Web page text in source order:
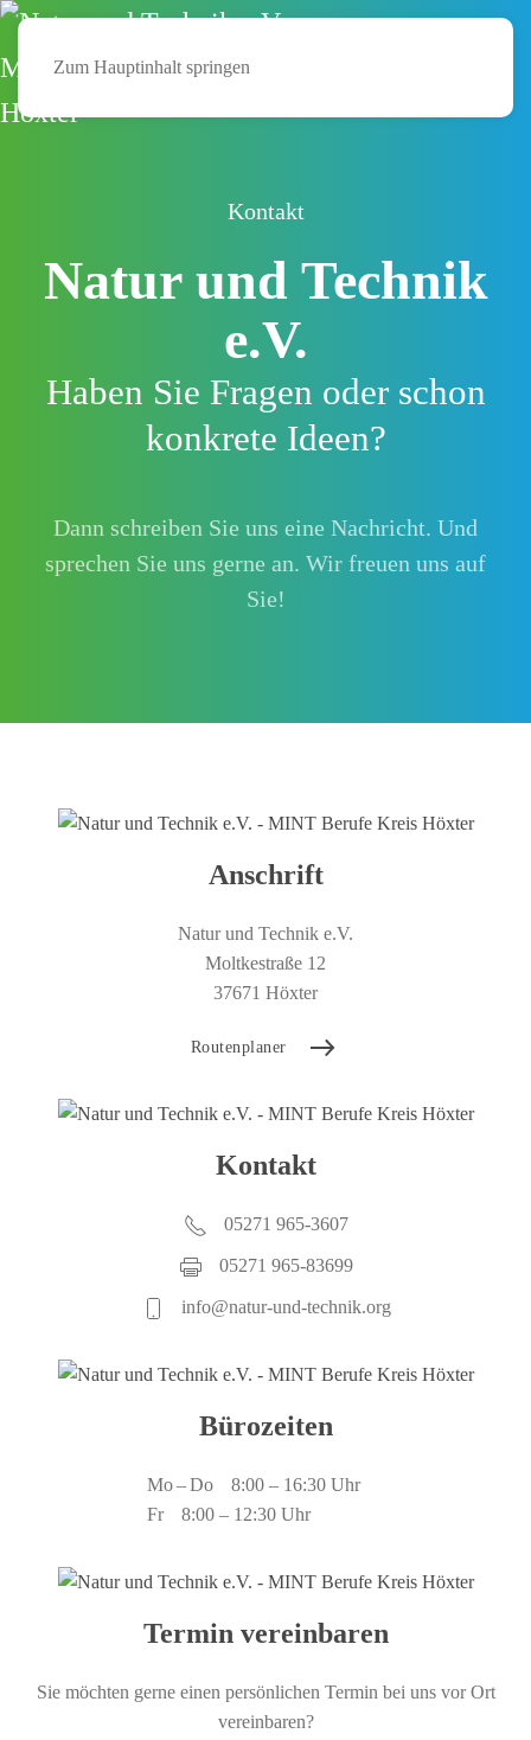
Zum Hauptinhalt springen
Kontakt
Natur und Technik
e.V.
Haben Sie Fragen oder schon
konkrete Ideen?
Dann schreiben Sie uns eine Nachricht. Und
sprechen Sie uns gerne an. Wir freuen uns auf
Sie!
Anschrift
Natur und Technik e.V.
Moltkestraße 12
37671 Höxter
Routenplaner
Kontakt
05271 965-3607
05271 965-83699
info@natur-und-technik.org
Bürozeiten
Mo – Do
8:00 – 16:30 Uhr
Fr
8:00 – 12:30 Uhr
Termin vereinbaren
Sie möchten gerne einen persönlichen Termin bei uns vor Ort
vereinbaren?